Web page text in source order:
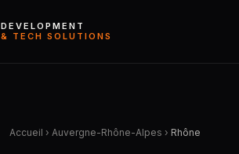
DEVELOPMENT
& TECH SOLUTIONS
Accueil › Auvergne-Rhône-Alpes › Rhône